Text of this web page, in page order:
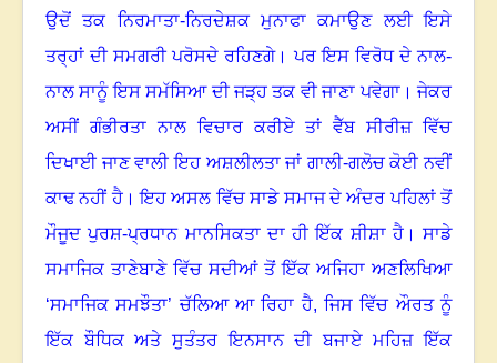
ਉਦੋਂ ਤਕ ਨਿਰਮਾਤਾ-ਨਿਰਦੇਸ਼ਕ ਮੁਨਾਫਾ ਕਮਾਉਣ ਲਈ ਇਸੇ
ਤਰ੍ਹਾਂ ਦੀ ਸਮਗਰੀ ਪਰੋਸਦੇ ਰਹਿਣਗੇ। ਪਰ ਇਸ ਵਿਰੋਧ ਦੇ ਨਾਲ-
ਨਾਲ ਸਾਨੂੰ ਇਸ ਸਮੱਸਿਆ ਦੀ ਜੜ੍ਹ ਤਕ ਵੀ ਜਾਣਾ ਪਵੇਗਾ। ਜੇਕਰ
ਅਸੀਂ ਗੰਭੀਰਤਾ ਨਾਲ ਵਿਚਾਰ ਕਰੀਏ ਤਾਂ ਵੈੱਬ ਸੀਰੀਜ਼ ਵਿੱਚ
ਦਿਖਾਈ ਜਾਣ ਵਾਲੀ ਇਹ ਅਸ਼ਲੀਲਤਾ ਜਾਂ ਗਾਲੀ-ਗਲੋਚ ਕੋਈ ਨਵੀਂ
ਕਾਢ ਨਹੀਂ ਹੈ। ਇਹ ਅਸਲ ਵਿੱਚ ਸਾਡੇ ਸਮਾਜ ਦੇ ਅੰਦਰ ਪਹਿਲਾਂ ਤੋਂ
ਮੌਜੂਦ ਪੁਰਸ਼-ਪ੍ਰਧਾਨ ਮਾਨਸਿਕਤਾ ਦਾ ਹੀ ਇੱਕ ਸ਼ੀਸ਼ਾ ਹੈ। ਸਾਡੇ
ਸਮਾਜਿਕ ਤਾਣੇਬਾਣੇ ਵਿੱਚ ਸਦੀਆਂ ਤੋਂ ਇੱਕ ਅਜਿਹਾ ਅਣਲਿਖਿਆ
‘ਸਮਾਜਿਕ ਸਮਝੌਤਾ’ ਚੱਲਿਆ ਆ ਰਿਹਾ ਹੈ,ਜਿਸ ਵਿੱਚ ਔਰਤ ਨੂੰ
ਇੱਕ ਬੌਧਿਕ ਅਤੇ ਸੁਤੰਤਰ ਇਨਸਾਨ ਦੀ ਬਜਾਏ ਮਹਿਜ਼ ਇੱਕ